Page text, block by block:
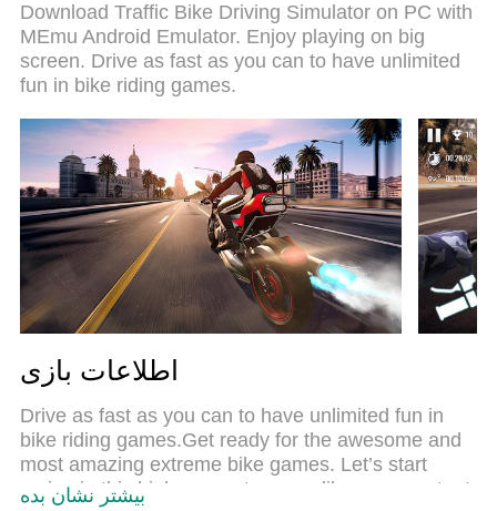
سیستم keymapping از پیش تعیین شده عالی،Traffic
Bike Driving Simulator را به یک بازی رایانه شخصی
واقعی تبدیل می کند.مدیریت چند موردی MEmu امکان
اجرای 2 یا چندین حساب در یک دستگاه را فراهم می
کند.و مهم‌تر از همه، موتور شبیه‌سازی انحصاری ما
می‌تواند پتانسیل کامل رایانه شما را آزاد کند و همه چیز
را روان کند.
Download Traffic Bike Driving Simulator on PC with
MEmu Android Emulator. Enjoy playing on big
screen. Drive as fast as you can to have unlimited
fun in bike riding games.
اطلاعات بازی
Drive as fast as you can to have unlimited fun in
bike riding games.Get ready for the awesome and
most amazing extreme bike games. Let’s start
racing in this highway moto game like a crazy stunt
بیشتر نشان بده